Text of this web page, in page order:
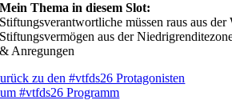
Mein Thema in diesem Slot:
Stiftungsverantwortliche müssen raus aus
Stiftungsvermögen aus der
& Anregungen
zu den #vtfds26 Protagonisten
#vtfds26 Programm